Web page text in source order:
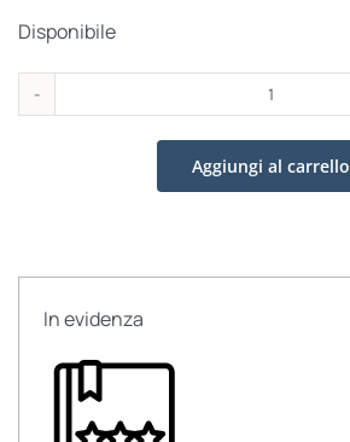
Disponibile
Con
Dante
in
Aggiungi al carrello
In evidenza